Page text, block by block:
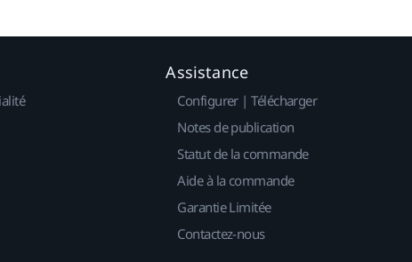
Assistance
Configurer | Télécharger
Notes de publication
Statut de la commande
Aide à la commande
Garantie Limitée
Contactez-nous